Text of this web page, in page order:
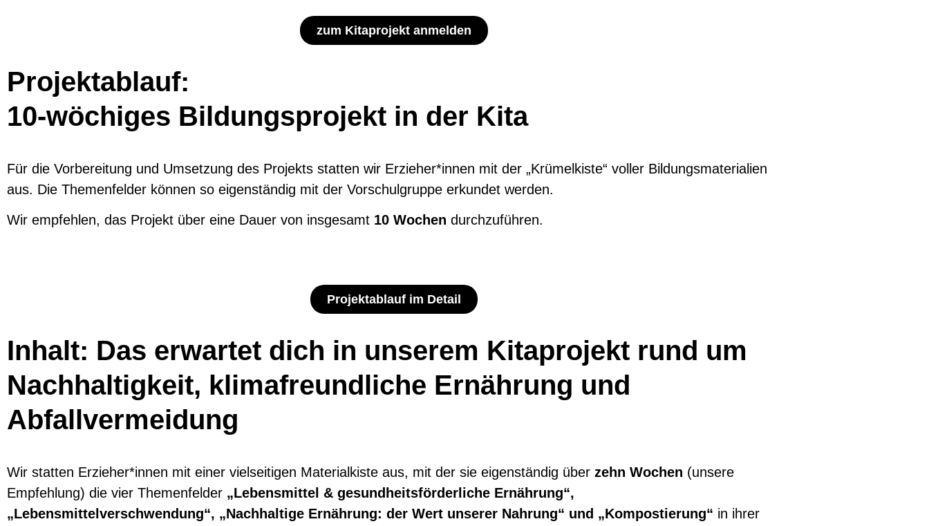
zum Kitaprojekt anmelden
Projektablauf:
10-wöchiges Bildungsprojekt in der Kita
Für die Vorbereitung und Umsetzung des Projekts statten wir Erzieher*innen mit der „Krümelkiste“ voller Bildungsmaterialien
aus. Die Themenfelder können so eigenständig mit der Vorschulgruppe erkundet werden.
Wir empfehlen, das Projekt über eine Dauer von insgesamt 10 Wochen durchzuführen.
Projektablauf im Detail
Inhalt: Das erwartet dich in unserem Kitaprojekt​ rund um
Nachhaltigkeit, klimafreundliche Ernährung und
Abfallvermeidung​
Wir statten Erzieher*innen mit einer vielseitigen Materialkiste aus, mit der sie eigenständig über zehn Wochen (unsere
Empfehlung) die vier Themenfelder „Lebensmittel & gesundheitsförderliche Ernährung“,
„Lebensmittelverschwendung“, „Nachhaltige Ernährung: der Wert unserer Nahrung“ und „Kompostierung“ in ihrer